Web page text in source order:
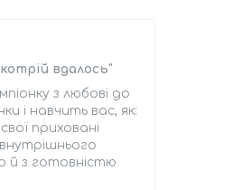
вдалось"
з любові до
і навчить вас, як:
приховані
й з готовністю